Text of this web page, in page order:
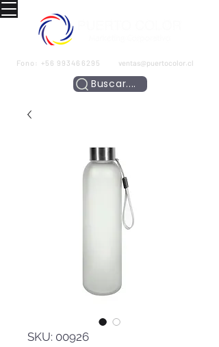
Fono: +56 993466295 ventas@puertocolor.cl
Buscar....
SKU: 00926